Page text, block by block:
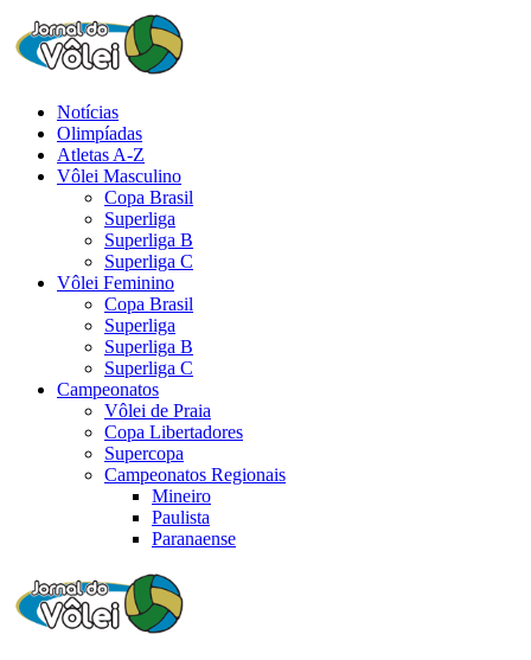
Notícias
Olimpíadas
Atletas A-Z
Vôlei Masculino
Copa Brasil
Superliga
Superliga B
Superliga C
Vôlei Feminino
Copa Brasil
Superliga
Superliga B
Superliga C
Campeonatos
Vôlei de Praia
Copa Libertadores
Supercopa
Campeonatos Regionais
Mineiro
Paulista
Paranaense